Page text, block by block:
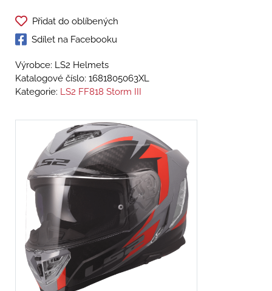
Přidat do oblíbených
Sdílet na Facebooku
Výrobce: LS2 Helmets
Katalogové číslo: 1681805063XL
Kategorie: LS2 FF818 Storm III